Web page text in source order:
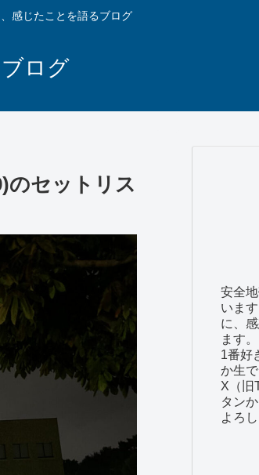
感じたことを語るブログ
ログ
のセットリス
安全
いま
に、
ます。
1番好
か生
X（旧
タンか
よろ